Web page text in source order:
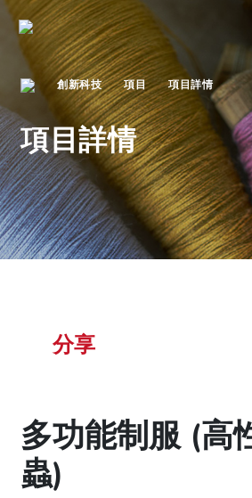
創新科技 項目 項目詳情
項目詳情
分享
多功能制服 (高
蟲)